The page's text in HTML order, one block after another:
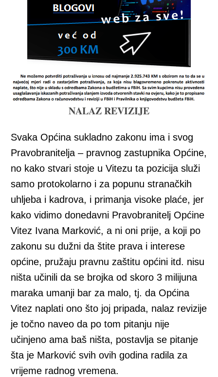
NALAZ REVIZIJE
Svaka Općina sukladno zakonu ima i svog
Pravobranitelja – pravnog zastupnika Općine,
no kako stvari stoje u Vitezu ta pozicija služi
samo protokolarno i za popunu stranačkih
uhljeba i kadrova, i primanja visoke plaće, jer
kako vidimo donedavni Pravobranitelj Općine
Vitez Ivana Marković, a ni oni prije, a koji po
zakonu su dužni da štite prava i interese
općine, pružaju pravnu zaštitu općini itd. nisu
ništa učinili da se brojka od skoro 3 milijuna
maraka umanji bar za malo, tj. da Općina
Vitez naplati ono što joj pripada, nalaz revizije
je točno naveo da po tom pitanju nije
učinjeno ama baš ništa, postavlja se pitanje
šta je Marković svih ovih godina radila za
vrijeme radnog vremena.